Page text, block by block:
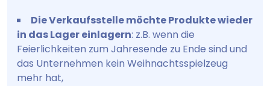
Die Verkaufsstelle möchte Produkte wieder
in das Lager einlagern: z.B. wenn die
Feierlichkeiten zum Jahresende zu Ende sind und
das Unternehmen kein Weihnachtsspielzeug
mehr hat,